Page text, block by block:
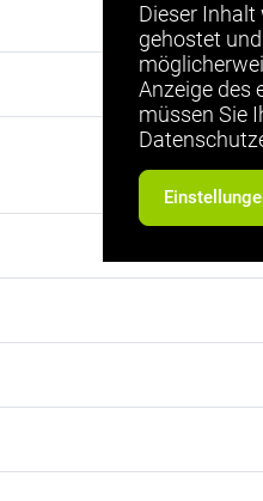
Dieser
gehostet
Anzeige des
müssen Sie